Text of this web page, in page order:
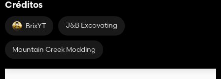
Créditos
BrixYT J&B Excavating
Mountain Creek Modding